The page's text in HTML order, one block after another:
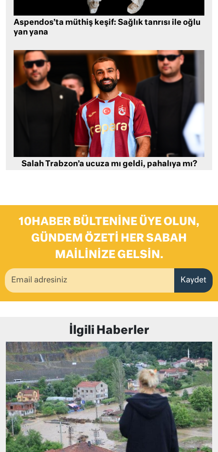
Aspendos’ta müthiş keşif: Sağlık tanrısı ile oğlu
yan yana
Salah Trabzon’a ucuza mı geldi, pahalıya mı?
10HABER BÜLTENINE ÜYE OLUN,
GÜNDEM ÖZETI HER SABAH
MAILINIZE GELSIN.
Kaydet
İlgili Haberler